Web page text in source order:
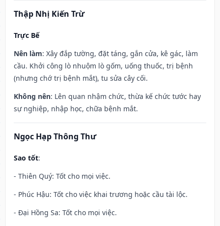
Thập Nhị Kiến Trừ
Trực Bế
Nên làm: Xây đắp tường, đặt táng, gắn cửa, kê gác, làm
cầu. Khởi công lò nhuộm lò gốm, uống thuốc, trị bệnh
(nhưng chớ trị bệnh mắt), tu sửa cây cối.
Không nên: Lên quan nhậm chức, thừa kế chức tước hay
sự nghiệp, nhập học, chữa bệnh mắt.
Ngọc Hạp Thông Thư
Sao tốt:
- Thiên Quý: Tốt cho mọi việc.
- Phúc Hậu: Tốt cho việc khai trương hoặc cầu tài lộc.
- Đại Hồng Sa: Tốt cho mọi việc.